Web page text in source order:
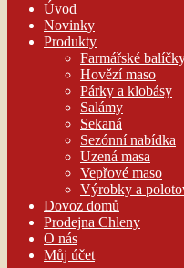
Úvod
Novinky
Produkty
Farmářské
Hovězí maso
Párky a klobásy
Salámy
Sekaná
Sezónní nabídka
Uzená masa
Vepřové maso
Výrobky a
Dovoz domů
Prodejna Chleny
O nás
Můj účet